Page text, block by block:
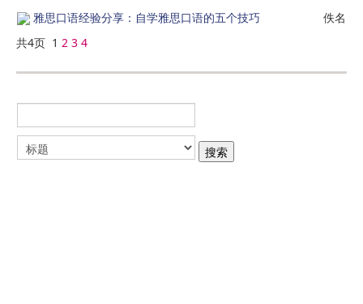
雅思口语经验分享：自学雅思口语的五个技巧
佚名
共4页 1 2 3 4